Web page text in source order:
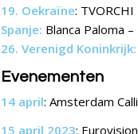
19. Oekraïne:
Spanje: Blanca Paloma –
26. Verenigd Koninkrijk:
Evenementen
14 april: Amsterdam
15 april 2023: